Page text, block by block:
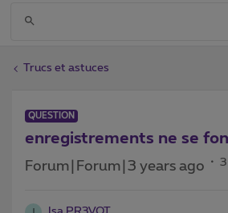
Trucs et astuces
QUESTION
enregistrements ne se
Forum|Forum|3 years ago